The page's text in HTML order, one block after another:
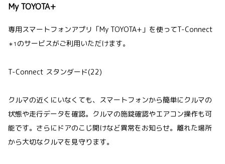
My TOYOTA+
専用スマートフォンアプリ「My TOYOTA+」を使ってT-Connect
＊1 のサービスがご利用いただけます。
T-Connect スタンダード(22)
クルマの近くにいなくても、スマートフォンから簡単にクルマの
状態や走行データを確認。クルマの施錠確認やエアコン操作も可
能です。さらにドアのこじ開けなど異常をお知らせ。離れた場所
から大切なクルマを見守ります。